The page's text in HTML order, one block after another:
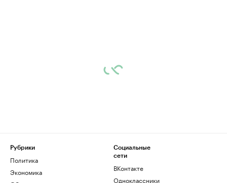
Рубрики
Политика
Экономика
Социальные
сети
ВКонтакте
Одноклассники